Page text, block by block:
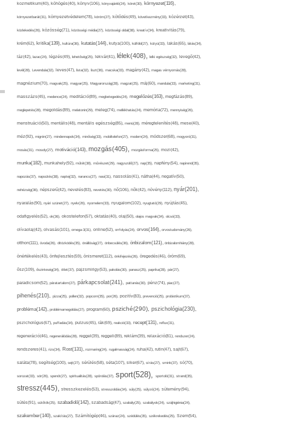
kozmetikum(40), köhögés(40), könyv(106), könyvajánló(24), köret(30), környezet(116),
környezetbarát(31), környezetvédelem(78), köröm(27), kötődés(49), következmény(33), közérzet(43),
közlekedés(26), közösség(71), közösségi média(27), közösségi oldal(38), kreatív(34), kreativitás(79),
krém(62), kritika(139), kultúra(36), kutatás(144), kutya(100), külföld(27), kütyü(33), lakás(65), látás(34),
láz(42), lazac(24), légzés(49), lehetőség(25), lekvár(41), lélek(408), lelki egészség(32), levegő(42),
levél(28), Levendula(32), leves(47), lista(32), liszt(36), macska(33), magány(42), magas vérnyomás(28),
magnézium(70), magvak(25), magyar(25), Magyarország(28), magzat(25), máj(60), mandula(33), marketing(31),
masszázs(45), medence(24), meditáció(89), megbetegedés(24), megelőzés(163), megfázás(89),
meglepetés(28), megoldás(89), melatonin(29), meleg(74), mellékhatás(24), memória(72), mennyiség(26),
menstruáció(50), mentális(48), mentális egészség(85), menü(28), méregtelenítés(48), mese(40),
méz(92), migrén(27), mindennapok(34), minőség(33), mobiltelefon(27), modern(24), módszer(68), mogyoró(31),
mosás(31), mosoly(27), motiváció(143), mozgás(405), mozgásforma(25), mozi(42),
munka(182), munkahely(92), műtét(38), művészet(29), nagyszülő(27), nap(35), napfény(54), napirend(35),
napozás(37), napsütés(38), naptej(32), narancs(27), nasi(31), nassolás(41), nátha(44), negatív(50),
nehézség(36), népszerű(42), nevelés(83), nevetés(30), nő(106), nők(42), növény(112), nyár(201),
nyaralás(90), nyári szünet(27), nyelv(26), nyomelem(33), nyugalom(102), nyugtató(29), nyújtás(45),
odafigyelés(52), ok(36), okostelefon(57), oktatás(40), olaj(50), olajos magvak(34), olcsó(33),
olívaolaj(42), olvasás(101), omega-3(31), online(52), orrfolyás(24), orvos(164), orvostudomány(26),
otthon(111), óvoda(26), öltözködés(35), önállóság(27), önbecsülés(36), önbizalom(121), önbizalomhiány(28),
önértékelés(43), önfejlesztés(59), önismeret(112), önkifejezés(26), öregedés(46), öröm(69),
ősz(109), őszinteség(34), ötlet(37), pajzsmirigy(53), pakolás(30), panasz(25), paprika(28), pár(27),
paradicsom(52), páratartalom(27), párkapcsolat(241), pattanás(30), pénz(74), piac(27),
pihenés(210), pizza(25), pollen(32), popcorn(35), por(26), pozitív(83), prevenció(25), probiotikum(37),
probléma(142), problémamegoldás(27), program(60), psziché(290), pszichológia(230),
pszichológus(67), puffadás(34), pulzus(45), rák(69), reakció(33), recept(131), reflux(31),
regeneráció(46), regenerálódás(28), reggel(39), reggeli(89), reklám(39), relaxáció(81), rendszer(24),
rendszeres(41), rizs(34), Rost(131), rozmaring(24), rugalmasság(24), ruha(42), rutin(47), sajt(67),
saláta(78), segítség(100), sejt(27), sérülés(58), séta(107), siker(67), sírás(27), smink(37), só(70),
sorozat(33), sör(26), spenót(27), spiritualitás(28), spórolás(37), sport(528), sportoló(31), strand(35),
stressz(445), stresszkezelés(53), stresszoldás(34), súly(25), súlyzó(24), sütemény(94),
sütés(91), sütőtök(25), szabadidő(142), szabadság(47), szabály(25), szabályok(24), szájhigiénia(24),
szakember(140), szakítás(27), Számítógép(46), száraz(24), szédülés(35), székrekedés(25), Szem(54),